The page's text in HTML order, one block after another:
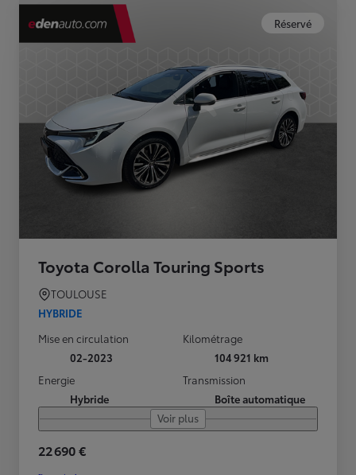
Réservé
Toyota Corolla Touring Sports
TOULOUSE
HYBRIDE
Mise en circulation
02-2023
Kilométrage
104 921 km
Energie
Hybride
Transmission
Boîte automatique
Voir plus
22 690 €